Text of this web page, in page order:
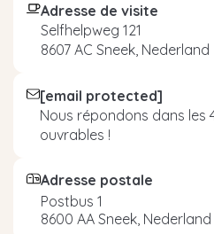
Adresse de visite
Selfhelpweg 121
8607 AC Sneek, Nederland
[email protected]
Nous répondons dans les
ouvrables !
Adresse postale
Postbus 1
8600 AA Sneek, Nederland